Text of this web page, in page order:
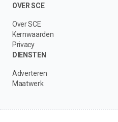
OVER SCE
Over SCE
Kernwaarden
Privacy
DIENSTEN
Adverteren
Maatwerk